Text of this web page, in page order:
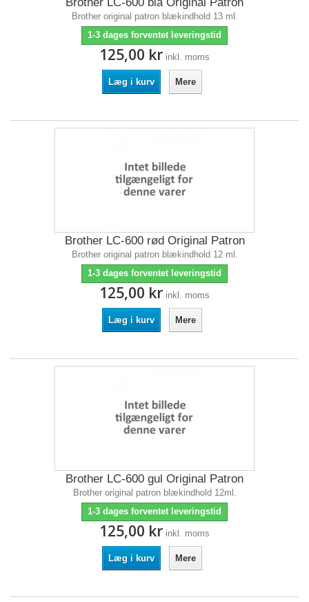
Brother original patron blækindhold 13 ml.
1-3 dages forventet leveringstid
125,00 kr inkl. moms
Læg i kurv Mere
Brother LC-600 rød Original Patron
Brother original patron blækindhold 12 ml.
1-3 dages forventet leveringstid
125,00 kr inkl. moms
Læg i kurv Mere
Brother LC-600 gul Original Patron
Brother original patron blækindhold 12ml.
1-3 dages forventet leveringstid
125,00 kr inkl. moms
Læg i kurv Mere